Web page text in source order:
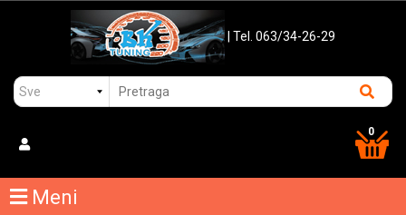
| Tel. 063/34-26-29
0
Meni